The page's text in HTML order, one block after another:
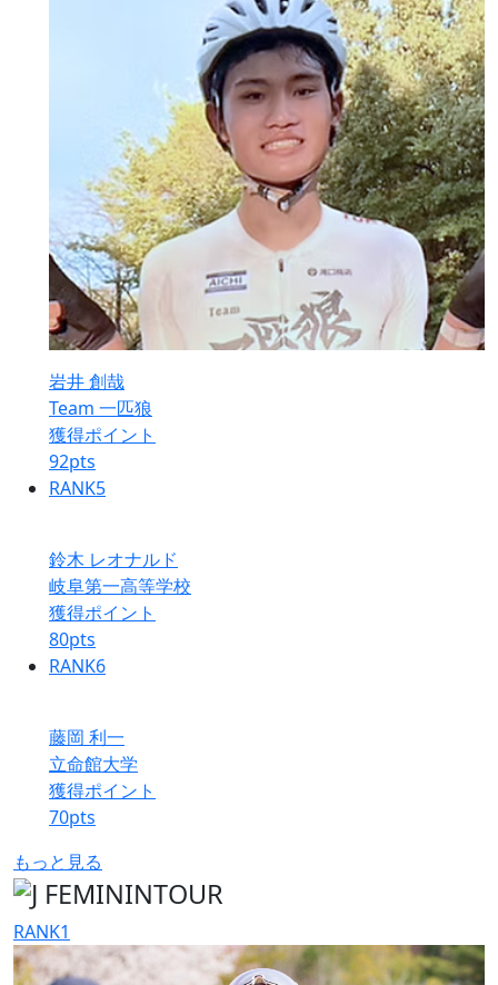
岩井 創哉
Team 一匹狼
獲得ポイント
92pts
RANK5
鈴木 レオナルド
岐阜第一高等学校
獲得ポイント
80pts
RANK6
藤岡 利一
立命館大学
獲得ポイント
70pts
もっと見る
RANK1